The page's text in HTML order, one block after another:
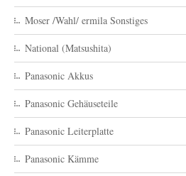
Moser /Wahl/ ermila Sonstiges
National (Matsushita)
Panasonic Akkus
Panasonic Gehäuseteile
Panasonic Leiterplatte
Panasonic Kämme